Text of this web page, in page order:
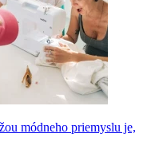
módneho priemyslu je,